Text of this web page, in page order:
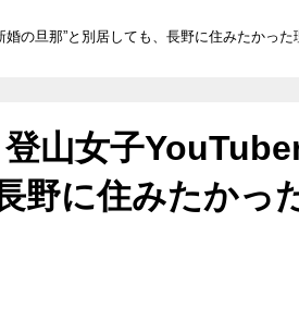
の旦那”と別居しても、長野に住みたかっ
山女子
野に住みたかっ